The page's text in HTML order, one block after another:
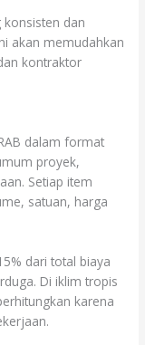
konsisten dan
akan memudahkan
kontraktor
dalam format
proyek,
Setiap item
satuan, harga
dari total biaya
Di iklim tropis
karena